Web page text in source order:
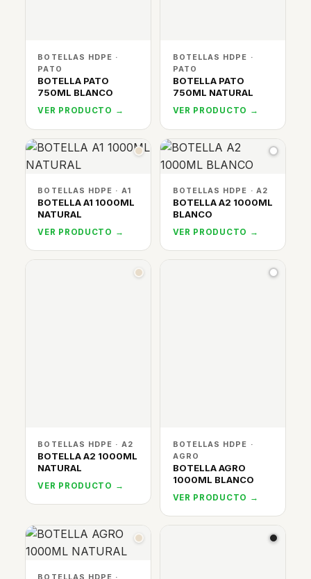
BOTELLAS HDPE ·
PATO
BOTELLA PATO
750ML BLANCO
VER PRODUCTO →
BOTELLAS HDPE ·
PATO
BOTELLA PATO
750ML NATURAL
VER PRODUCTO →
BOTELLAS HDPE · A1
BOTELLA A1 1000ML
NATURAL
VER PRODUCTO →
BOTELLAS HDPE · A2
BOTELLA A2 1000ML
BLANCO
VER PRODUCTO →
BOTELLAS HDPE · A2
BOTELLA A2 1000ML
NATURAL
VER PRODUCTO →
BOTELLAS HDPE ·
AGRO
BOTELLA AGRO
1000ML BLANCO
VER PRODUCTO →